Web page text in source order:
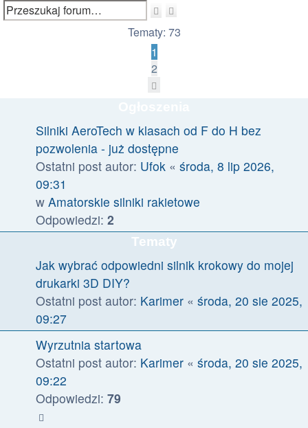
Szukaj
Tematy: 73
1
2
Silniki AeroTech w klasach od F do H bez
pozwolenia - już dostępne
Ostatni post autor: Ufok « środa, 8 lip 2026,
09:31
w Amatorskie silniki rakietowe
Odpowiedzi: 2
Tematy
Jak wybrać odpowiedni silnik krokowy do mojej
drukarki 3D DIY?
Ostatni post autor: Karimer « środa, 20 sie 2025,
09:27
Wyrzutnia startowa
Ostatni post autor: Karimer « środa, 20 sie 2025,
09:22
Odpowiedzi: 79